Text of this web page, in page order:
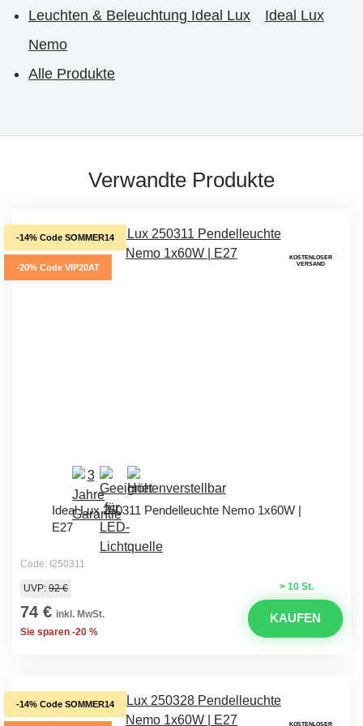
Leuchten & Beleuchtung Ideal Lux
Ideal Lux
Nemo
Alle Produkte
Verwandte Produkte
-14% Code SOMMER14
-20% Code VIP20AT
KOSTENLOSER
VERSAND
Ideal Lux 250311 Pendelleuchte Nemo 1x60W |
E27
Code: I250311
> 10 St.
UVP: 92 €
74 € inkl. MwSt.
Sie sparen -20 %
KAUFEN
-14% Code SOMMER14
KOSTENLOSER